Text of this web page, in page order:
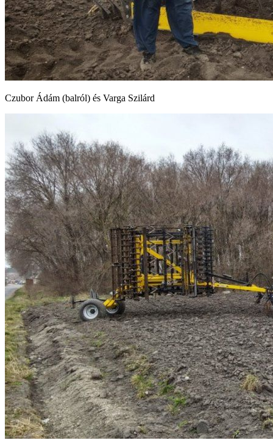
Czubor Ádám (balról) és Varga Szilárd